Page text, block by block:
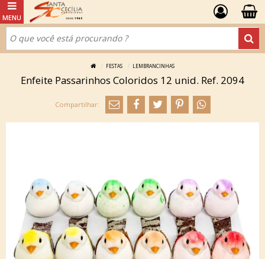
FESTAS LEMBRANCINHAS
Enfeite Passarinhos Coloridos 12 unid. Ref. 2094